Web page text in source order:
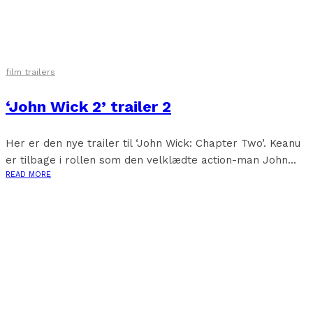
film trailers
‘John Wick 2’ trailer 2
Her er den nye trailer til ‘John Wick: Chapter Two’. Keanu
er tilbage i rollen som den velklædte action-man John...
READ MORE